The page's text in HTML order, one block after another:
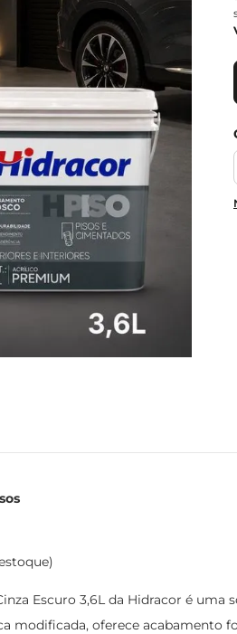
Escuro 3,6L da Hidracor é
modificada, oferece acabamento